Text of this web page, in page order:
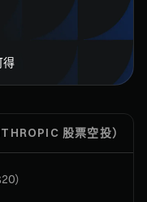
得
股票空投）
）